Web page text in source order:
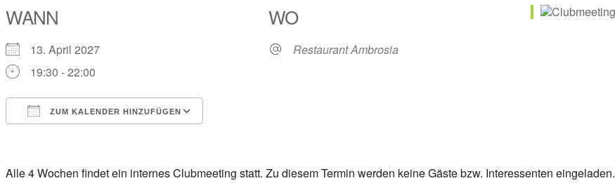
WANN
13. April 2027
19:30 - 22:00
ZUM KALENDER HINZUFÜGEN
WO
Restaurant Ambrosia
Alle 4 Wochen findet ein internes Clubmeeting statt. Zu diesem Termin werden keine Gäste bzw. Interessenten eingeladen.